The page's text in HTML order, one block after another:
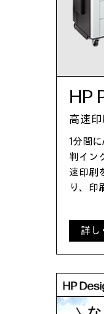
HP
高速
1分間
判イン
速印刷
り、印
詳し